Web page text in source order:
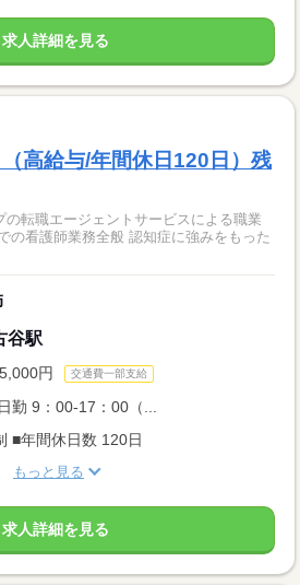
求人詳細を見る
高給与/年間休日120日）残
転職エージェントサービスによる職業
の看護師業務全般 認知症に強みをもった
谷駅
円 交通費一部支給
勤 9：00-17：00（...
■年間休日数 120日
もっと見る
求人詳細を見る